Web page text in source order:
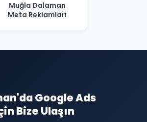
Muğla Dalaman
Meta Reklamları
Google Ads
Bize Ulaşın